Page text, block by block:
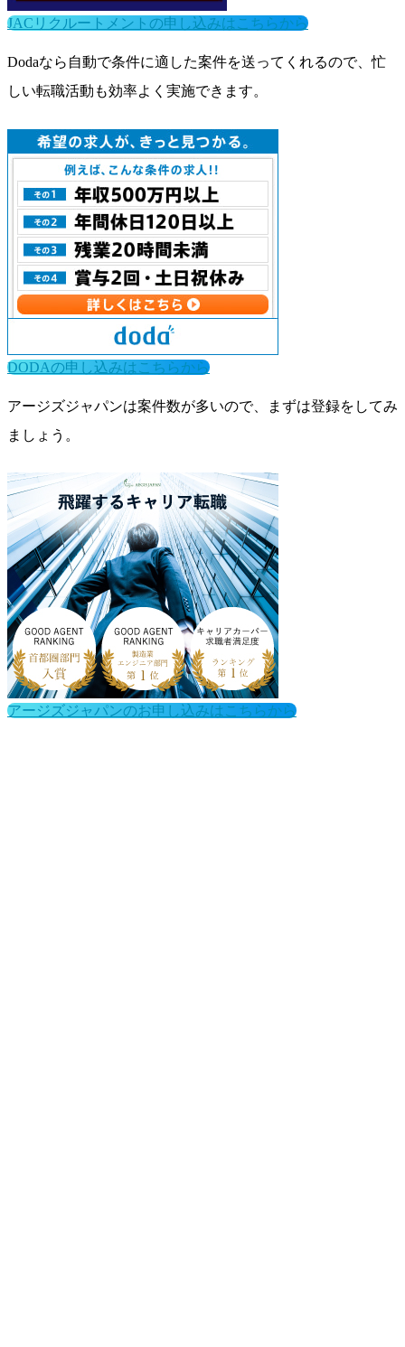
JACリクルートメントの申し込みはこちらから
Dodaなら自動で条件に適した案件を送ってくれるので、忙
しい転職活動も効率よく実施できます。
DODAの申し込みはこちらから
アージズジャパンは案件数が多いので、まずは登録をしてみ
ましょう。
アージズジャパンのお申し込みはこちらから